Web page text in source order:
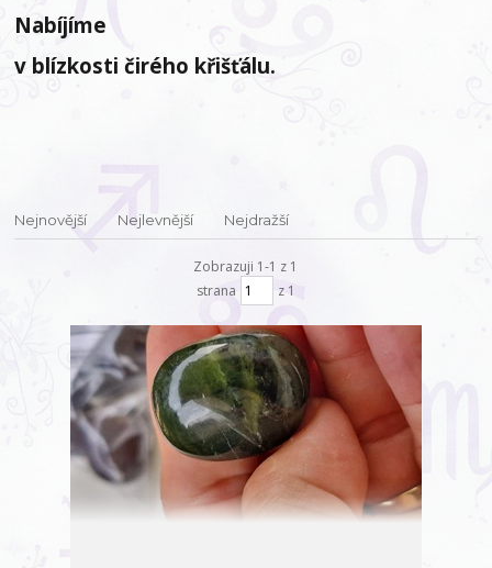
Nabíjíme
v blízkosti čirého křišťálu.
Nejnovější Nejlevnější Nejdražší
Zobrazuji 1-1 z 1
strana
z 1